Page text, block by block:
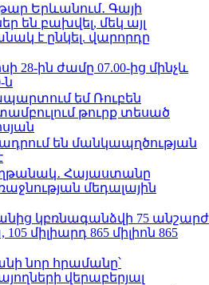
Երևանում․ Գայի
են բախվել, մեկ այլ
է ընկել. վարորդը
28-ին ժամը 07.00-ից մինչև
ն
եմ Ռուբեն
թուրք տեսած
են մանկապղծության
Հայաստանը
մեդալային
կբռնագանձվի 75 անշարժ
միլիարդ 865 միլիոն 865
նոր հրամանը՝
վերաբերյալ